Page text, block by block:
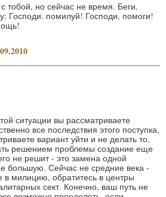
тобой, но сейчас не время. Беги,
Господи. помилуй! Господи, помоги!
ситуации вы рассматриваете
все последствия этого поступка,
вариант уйти и не делать то,
решением проблемы создание еще
не решит - это замена одной
большую. Сейчас не средние века -
в милицию, обратитесь в центры
сект. Конечно, ваш путь не